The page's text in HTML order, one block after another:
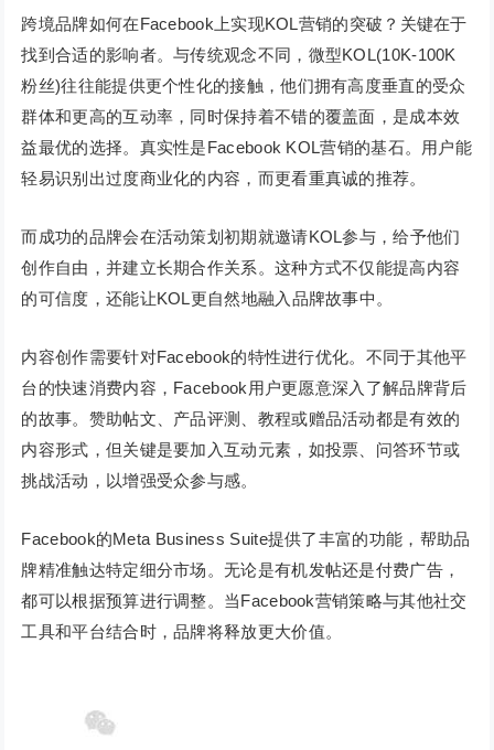
跨境品牌如何在Facebook上实现KOL营销的突破？关键在于
找到合适的影响者。与传统观念不同，微型KOL(10K-100K
粉丝)往往能提供更个性化的接触，他们拥有高度垂直的受众
群体和更高的互动率，同时保持着不错的覆盖面，是成本效
益最优的选择。真实性是Facebook KOL营销的基石。用户能
轻易识别出过度商业化的内容，而更看重真诚的推荐。
而成功的品牌会在活动策划初期就邀请KOL参与，给予他们
创作自由，并建立长期合作关系。这种方式不仅能提高内容
的可信度，还能让KOL更自然地融入品牌故事中。
内容创作需要针对Facebook的特性进行优化。不同于其他平
台的快速消费内容，Facebook用户更愿意深入了解品牌背后
的故事。赞助帖文、产品评测、教程或赠品活动都是有效的
内容形式，但关键是要加入互动元素，如投票、问答环节或
挑战活动，以增强受众参与感。
Facebook的Meta Business Suite提供了丰富的功能，帮助品
牌精准触达特定细分市场。无论是有机发帖还是付费广告，
都可以根据预算进行调整。当Facebook营销策略与其他社交
工具和平台结合时，品牌将释放更大价值。